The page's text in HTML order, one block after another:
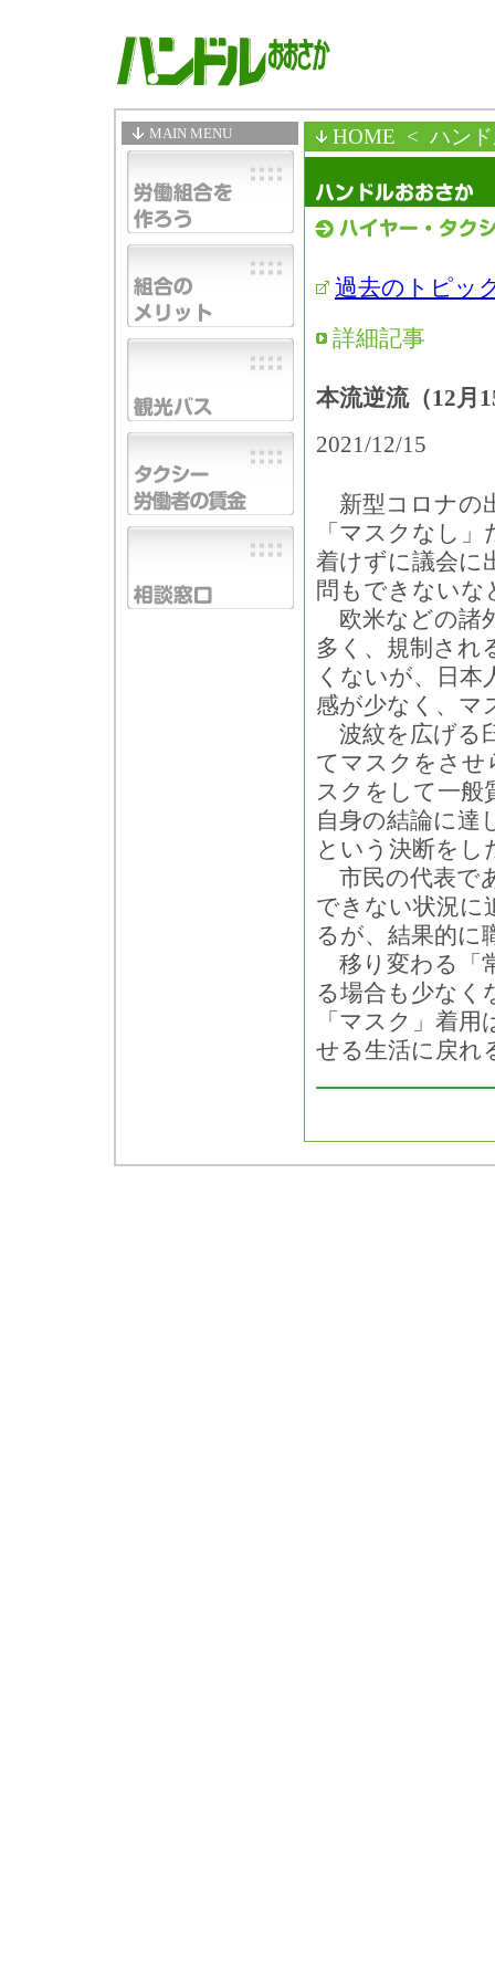
MAIN MENU HOME < ハン
過去のトピッ
詳細記事
本流逆流（12月
2021/12/15
新型コロナの
「マスクなし
着けずに議会に
問もできないな
欧米などの諸
多く、規制され
くないが、日
感が少なく、マ
波紋を広げる
てマスクをさせ
スクをして一般
自身の結論に達
という決断をし
市民の代表で
できない状況に
るが、結果的に
移り変わる「
る場合も少なく
「マスク」着
せる生活に戻れ